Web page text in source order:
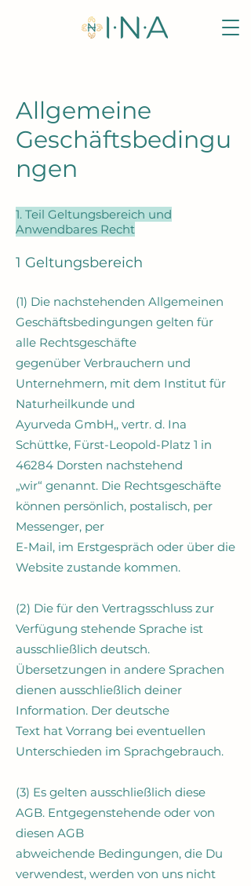
Allgemeine
Geschäftsbedingu
ngen
1. Teil Geltungsbereich und
Anwendbares Recht
1 Geltungsbereich
(1) Die nachstehenden Allgemeinen
Geschäftsbedingungen gelten für
alle Rechtsgeschäfte
gegenüber Verbrauchern und
Unternehmern, mit dem Institut für
Naturheilkunde und
Ayurveda GmbH,, vertr. d. Ina
Schüttke, Fürst-Leopold-Platz 1 in
46284 Dorsten nachstehend
„wir“ genannt. Die Rechtsgeschäfte
können persönlich, postalisch, per
Messenger, per
E-Mail, im Erstgespräch oder über die
Website zustande kommen.
(2) Die für den Vertragsschluss zur
Verfügung stehende Sprache ist
ausschließlich deutsch.
Übersetzungen in andere Sprachen
dienen ausschließlich deiner
Information. Der deutsche
Text hat Vorrang bei eventuellen
Unterschieden im Sprachgebrauch.
(3) Es gelten ausschließlich diese
AGB. Entgegenstehende oder von
diesen AGB
abweichende Bedingungen, die Du
verwendest, werden von uns nicht